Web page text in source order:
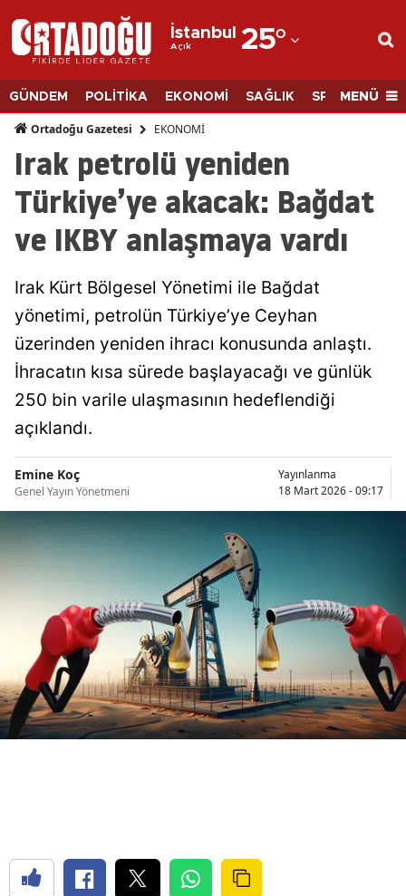
İstanbul
Açık 25°
Adana
Adıyaman
Afyonkarahisar
Ağrı
Amasya
Ankara
Antalya
Artvin
Aydın
Bingöl
Burdur
Bursa
Çanakkale
Çankırı
Çorum
Elazığ
GÜNDEM POLİTİKA EKONOMİ SAĞLIK SPORMENÜ
Ortadoğu Gazetesi EKONOMİ
Irak petrolü yeniden
Türkiye’ye akacak: Bağdat
ve IKBY anlaşmaya vardı
Irak Kürt Bölgesel Yönetimi ile Bağdat
yönetimi, petrolün Türkiye’ye Ceyhan
üzerinden yeniden ihracı konusunda anlaştı.
İhracatın kısa sürede başlayacağı ve günlük
250 bin varile ulaşmasının hedeflendiği
açıklandı.
Emine Koç
Genel Yayın Yönetmeni
Yayınlanma
18 Mart 2026 - 09:17